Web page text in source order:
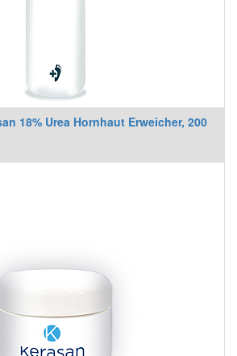
18% Urea Hornhaut Erweicher, 200